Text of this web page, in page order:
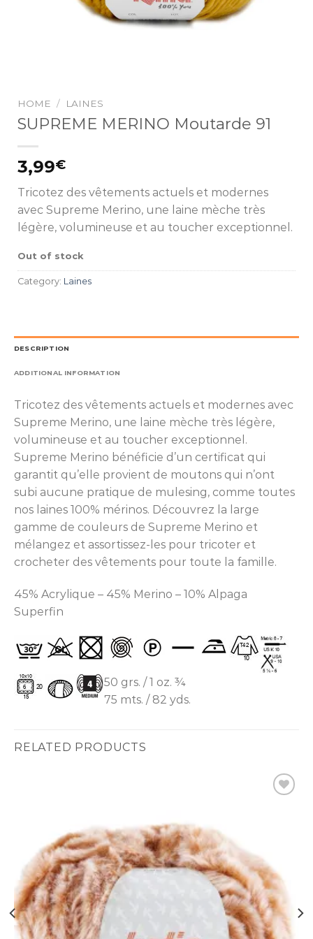
HOME / LAINES
SUPREME MERINO Moutarde 91
3,99€
Tricotez des vêtements actuels et modernes
avec Supreme Merino, une laine mèche très
légère, volumineuse et au toucher exceptionnel.
Out of stock
Category: Laines
DESCRIPTION
ADDITIONAL INFORMATION
Tricotez des vêtements actuels et modernes avec
Supreme Merino, une laine mèche très légère,
volumineuse et au toucher exceptionnel.
Supreme Merino bénéficie d’un certificat qui
garantit qu’elle provient de moutons qui n’ont
subi aucune pratique de mulesing, comme toutes
nos laines 100% mérinos. Découvrez la large
gamme de couleurs de Supreme Merino et
mélangez et assortissez-les pour tricoter et
crocheter des vêtements pour toute la famille.
45% Acrylique – 45% Merino – 10% Alpaga
Superfin
50 grs. / 1 oz. ¾
75 mts. / 82 yds.
RELATED PRODUCTS